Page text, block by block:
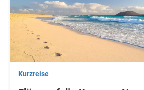
Kurzreise